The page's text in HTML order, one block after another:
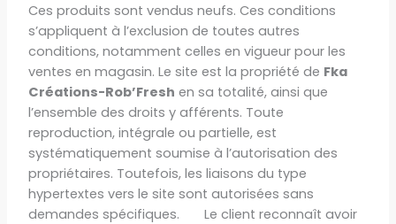
Ces produits sont vendus neufs. Ces conditions
s’appliquent à l’exclusion de toutes autres
conditions, notamment celles en vigueur pour les
ventes en magasin. Le site est la propriété de Fka
Créations-Rob’Fresh en sa totalité, ainsi que
l’ensemble des droits y afférents. Toute
reproduction, intégrale ou partielle, est
systématiquement soumise à l’autorisation des
propriétaires. Toutefois, les liaisons du type
hypertextes vers le site sont autorisées sans
demandes spécifiques. Le client reconnaît avoir